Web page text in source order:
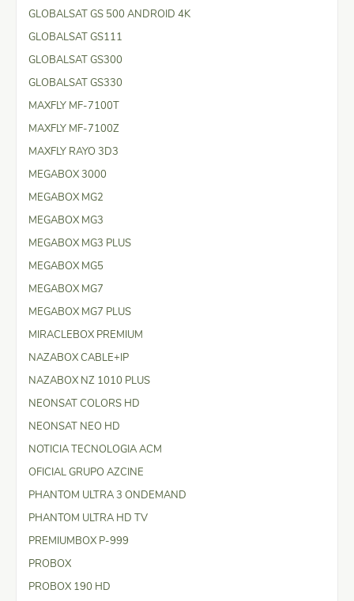
GLOBALSAT GS 500 ANDROID 4K
GLOBALSAT GS111
GLOBALSAT GS300
GLOBALSAT GS330
MAXFLY MF-7100T
MAXFLY MF-7100Z
MAXFLY RAYO 3D3
MEGABOX 3000
MEGABOX MG2
MEGABOX MG3
MEGABOX MG3 PLUS
MEGABOX MG5
MEGABOX MG7
MEGABOX MG7 PLUS
MIRACLEBOX PREMIUM
NAZABOX CABLE+IP
NAZABOX NZ 1010 PLUS
NEONSAT COLORS HD
NEONSAT NEO HD
NOTICIA TECNOLOGIA ACM
OFICIAL GRUPO AZCINE
PHANTOM ULTRA 3 ONDEMAND
PHANTOM ULTRA HD TV
PREMIUMBOX P-999
PROBOX
PROBOX 190 HD